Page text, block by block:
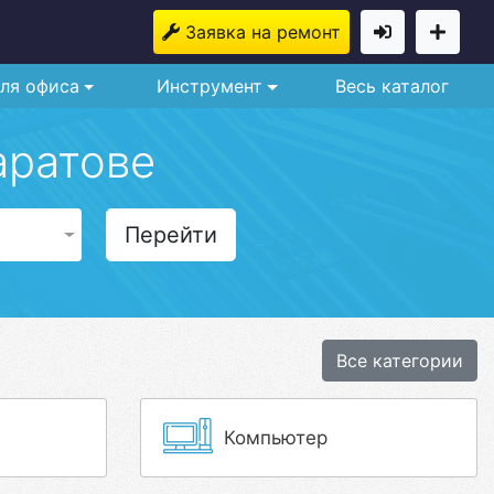
Заявка на ремонт
офиса Инструмент Весь каталог
Перейти
Все категории
Компьютер